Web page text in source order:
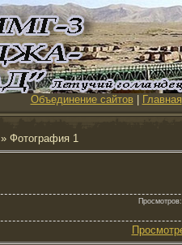
Объединение сайтов| Главная
» Фотография 1
Просмотров: